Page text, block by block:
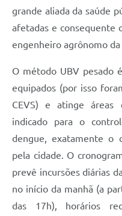
grande aliada da saúde
afetadas e consequente
engenheiro agrônomo da
O método UBV pesado
equipados (por isso
CEVS) e atinge áreas
indicado para o
dengue, exatamente o
pela cidade. O
prevê incursões diárias
no início da manhã (a
das 17h), horários